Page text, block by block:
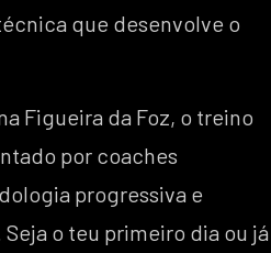
que desenvolve o
Figueira da Foz, o treino
por coaches
progressiva e
o teu primeiro dia ou já